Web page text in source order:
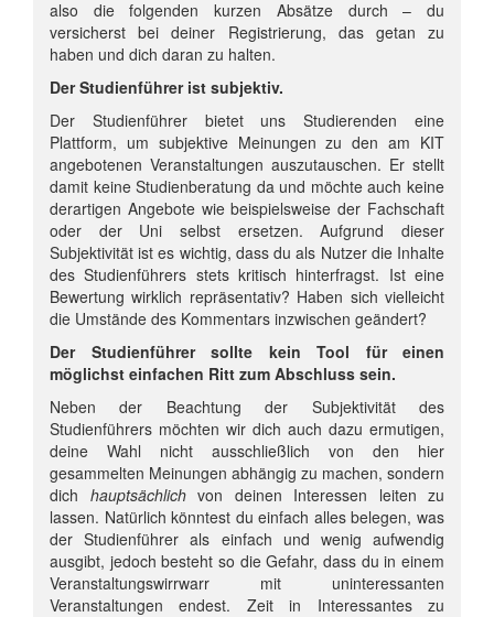
also die folgenden kurzen Absätze durch – du
versicherst bei deiner Registrierung, das getan zu
haben und dich daran zu halten.
Der Studienführer ist subjektiv.
Der Studienführer bietet uns Studierenden eine
Plattform, um subjektive Meinungen zu den am KIT
angebotenen Veranstaltungen auszutauschen. Er stellt
damit keine Studienberatung da und möchte auch keine
derartigen Angebote wie beispielsweise der Fachschaft
oder der Uni selbst ersetzen. Aufgrund dieser
Subjektivität ist es wichtig, dass du als Nutzer die Inhalte
des Studienführers stets kritisch hinterfragst. Ist eine
Bewertung wirklich repräsentativ? Haben sich vielleicht
die Umstände des Kommentars inzwischen geändert?
Der Studienführer sollte kein Tool für einen
möglichst einfachen Ritt zum Abschluss sein.
Neben der Beachtung der Subjektivität des
Studienführers möchten wir dich auch dazu ermutigen,
deine Wahl nicht ausschließlich von den hier
gesammelten Meinungen abhängig zu machen, sondern
dich hauptsächlichvon deinen Interessen leiten zu
lassen. Natürlich könntest du einfach alles belegen, was
der Studienführer als einfach und wenig aufwendig
ausgibt, jedoch besteht so die Gefahr, dass du in einem
Veranstaltungswirrwarr mit uninteressanten
Veranstaltungen endest. Zeit in Interessantes zu